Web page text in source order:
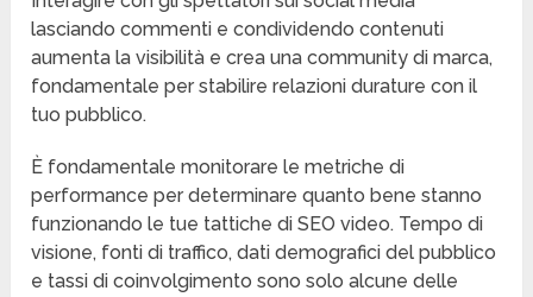
lasciando commenti e condividendo contenuti
aumenta la visibilità e crea una community di marca,
fondamentale per stabilire relazioni durature con il
tuo pubblico.
È fondamentale monitorare le metriche di
performance per determinare quanto bene stanno
funzionando le tue tattiche di SEO video. Tempo di
visione, fonti di traffico, dati demografici del pubblico
e tassi di coinvolgimento sono solo alcune delle